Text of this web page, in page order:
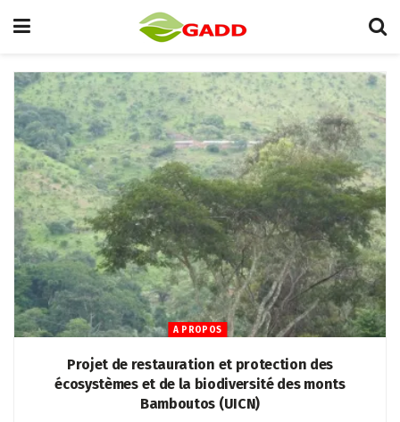
A PROPOS
Projet de restauration et protection des
écosystèmes et de la biodiversité des monts
Bamboutos (UICN)